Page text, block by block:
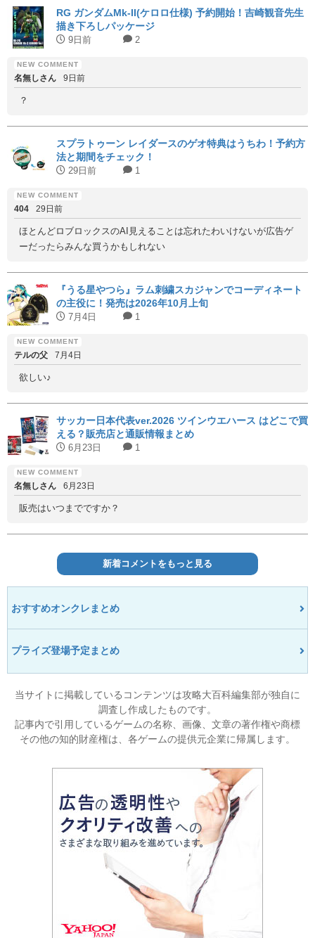
RG ガンダムMk-II(ケロロ仕様) 予約開始！吉崎観音先生
描き下ろしパッケージ
9日前 2
名無しさん 9日前
？
スプラトゥーン レイダースのゲオ特典はうちわ！予約方
法と期間をチェック！
29日前 1
404 29日前
ほとんどロブロックスのAI見えることは忘れたわいけないが広告ゲ
ーだったらみんな買うかもしれない
『うる星やつら』ラム刺繍スカジャンでコーディネート
の主役に！発売は2026年10月上旬
7月4日 1
テルの父 7月4日
欲しい♪
サッカー日本代表ver.2026 ツインウエハース はどこで買
える？販売店と通販情報まとめ
6月23日 1
名無しさん 6月23日
販売はいつまでですか？
新着コメントをもっと見る
おすすめオンクレまとめ
プライズ登場予定まとめ
当サイトに掲載しているコンテンツは攻略大百科編集部が独自に
調査し作成したものです。
記事内で引用しているゲームの名称、画像、文章の著作権や商標
その他の知的財産権は、各ゲームの提供元企業に帰属します。